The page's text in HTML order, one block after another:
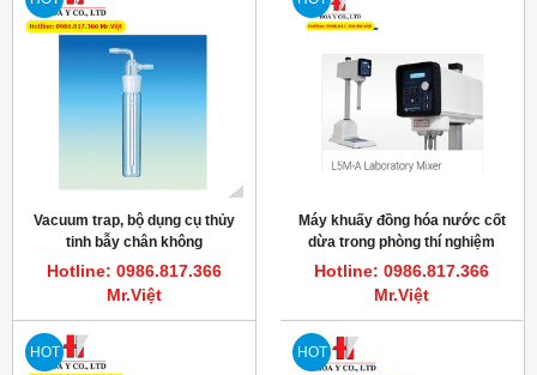
Vacuum trap, bộ dụng cụ thủy
tinh bẫy chân không
Hotline: 0986.817.366
Mr.Việt
Máy khuấy đồng hóa nước cốt
dừa trong phòng thí nghiệm
L5MA Silverson
Hotline: 0986.817.366
Mr.Việt
HOT HOT